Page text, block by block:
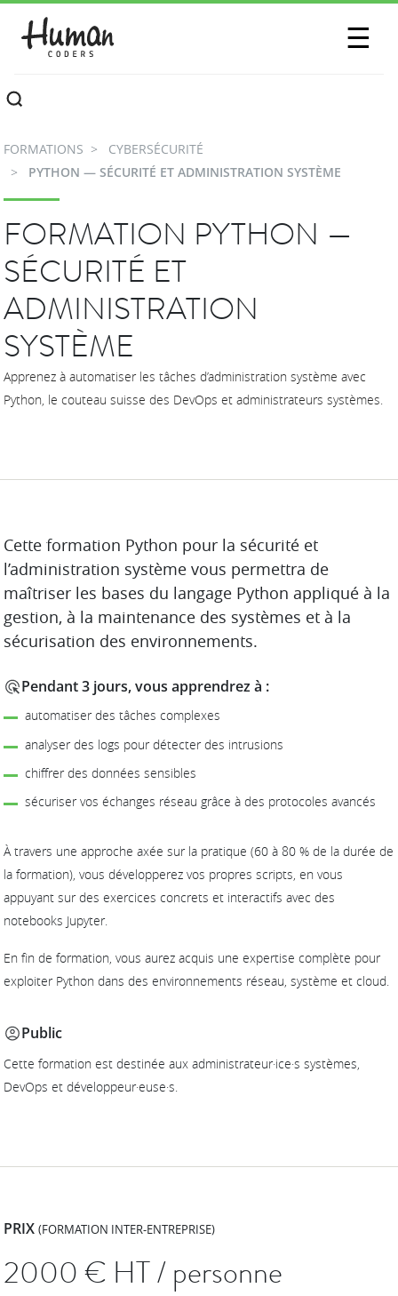
☰
CONTACTEZ-NOUS
FORMATIONS
CYBERSÉCURITÉ
PYTHON — SÉCURITÉ ET ADMINISTRATION SYSTÈME
FORMATION PYTHON —
SÉCURITÉ ET
ADMINISTRATION
SYSTÈME
Apprenez à automatiser les tâches d’administration système avec
Python, le couteau suisse des DevOps et administrateurs systèmes.
DESCRIPTION
Cette formation Python pour la sécurité et
l’administration système vous permettra de
maîtriser les bases du langage Python appliqué à la
gestion, à la maintenance des systèmes et à la
sécurisation des environnements.
Pendant 3 jours, vous apprendrez à :
automatiser des tâches complexes
analyser des logs pour détecter des intrusions
chiffrer des données sensibles
sécuriser vos échanges réseau grâce à des protocoles avancés
À travers une approche axée sur la pratique (60 à 80 % de la durée de
la formation), vous développerez vos propres scripts, en vous
appuyant sur des exercices concrets et interactifs avec des
notebooks Jupyter.
En fin de formation, vous aurez acquis une expertise complète pour
exploiter Python dans des environnements réseau, système et cloud.
Public
Cette formation est destinée aux administrateur·ice·s systèmes,
DevOps et développeur·euse·s.
PRIX(FORMATION INTER-ENTREPRISE)
2000€ HT / personne